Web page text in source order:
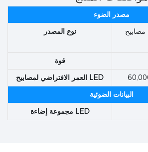
مصدر الضوء
نوع المصدر
مصابيح LED فوق بنفسجية
قوة
العمر الافتراضي لمصابيح LED
البيانات الضوئية
مجموعة إضاءة LED